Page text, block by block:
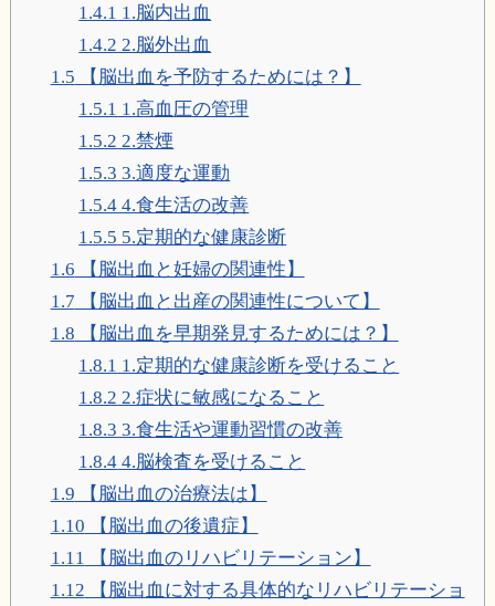
1.4.1 1.脳内出血
1.4.2 2.脳外出血
1.5 【脳出血を予防するためには？】
1.5.1 1.高血圧の管理
1.5.2 2.禁煙
1.5.3 3.適度な運動
1.5.4 4.食生活の改善
1.5.5 5.定期的な健康診断
1.6 【脳出血と妊婦の関連性】
1.7 【脳出血と出産の関連性について】
1.8 【脳出血を早期発見するためには？】
1.8.1 1.定期的な健康診断を受けること
1.8.2 2.症状に敏感になること
1.8.3 3.食生活や運動習慣の改善
1.8.4 4.脳検査を受けること
1.9 【脳出血の治療法は】
1.10 【脳出血の後遺症】
1.11 【脳出血のリハビリテーション】
1.12 【脳出血に対する具体的なリハビリテーショ